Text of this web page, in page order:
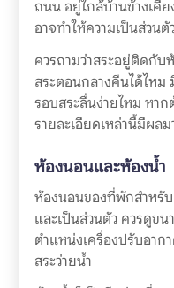
ถนน อยู่ใกล้บ้านข้างเคี
อาจทำให้ความเป็นส่วนตั
ควรถามว่าสระอยู่ติดกับ
สระตอนกลางคืนได้ไหม
รอบสระลื่นง่ายไหม หาก
รายละเอียดเหล่านี้มีผล
ห้องนอนและห้องน้ำ
ห้องนอนของที่พักสำหรั
และเป็นส่วนตัว ควรดูข
ตำแหน่งเครื่องปรับอาก
สระว่ายน้ำ